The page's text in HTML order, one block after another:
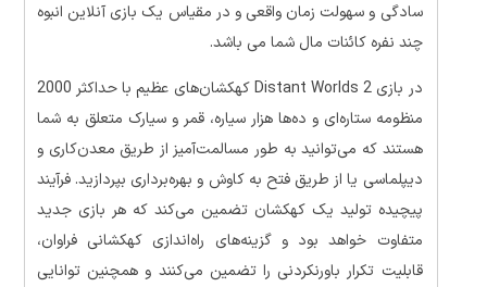
سادگی و سهولت زمان واقعی و در مقیاس یک بازی آنلاین انبوه
چند نفره کائنات مال شما می باشد.
در بازی Distant Worlds 2 کهکشان‌های عظیم با حداکثر 2000
منظومه ستاره‌ای و ده‌ها هزار سیاره، قمر و سیارک متعلق به شما
هستند که می‌توانید به طور مسالمت‌آمیز از طریق معدن‌کاری و
دیپلماسی یا از طریق فتح به کاوش و بهره‌برداری بپردازید. فرآیند
پیچیده تولید یک کهکشان تضمین می‌کند که هر بازی جدید
متفاوت خواهد بود و گزینه‌های راه‌اندازی کهکشانی فراوان،
قابلیت تکرار باورنکردنی را تضمین می‌کنند و همچنین توانایی